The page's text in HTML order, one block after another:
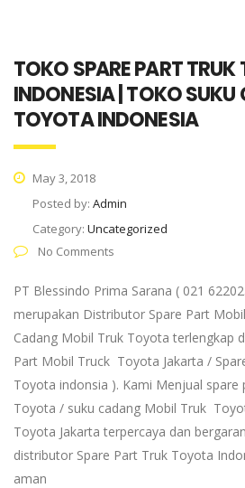
TOKO SPARE PART
INDONESIA | TOKO
TOYOTA INDONESIA
May 3, 2018
Posted by: Admin
Category: Uncategorized
No Comments
PT Blessindo Prima Sarana ( 021
merupakan Distributor Spare Part
Cadang Mobil Truk Toyota terlengkap
Part Mobil Truck Toyota Jakarta /
Toyota indonsia ). Kami Menjual spare
Toyota / suku cadang Mobil Truk
Toyota Jakarta terpercaya dan
distributor Spare Part Truk Toyota
aman